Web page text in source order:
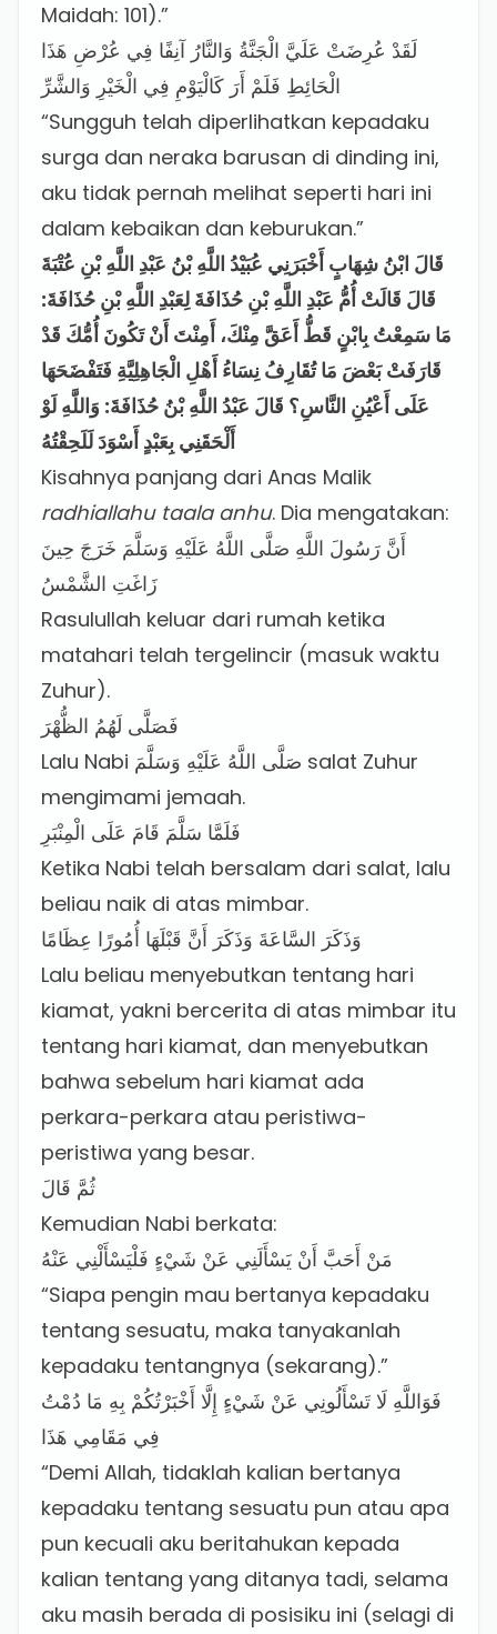
Maidah: 101).”
لَقَدْ عُرِضَتْ عَلَيَّ الْجَنَّةُ وَالنَّارُ آنِفًا فِي عُرْضِ هَذَا
الْحَائِطِ فَلَمْ أَرَ كَالْيَوْمِ فِي الْخَيْرِ وَالشَّرِّ
“Sungguh telah diperlihatkan kepadaku
surga dan neraka barusan di dinding ini,
aku tidak pernah melihat seperti hari ini
dalam kebaikan dan keburukan.”
قَالَ ابْنُ شِهَابٍ أَخْبَرَنِي عُبَيْدُ اللَّهِ بْنُ عَبْدِ اللَّهِ بْنِ عُتْبَةَ
قَالَ قَالَتْ أُمُّ عَبْدِ اللَّهِ بْنِ حُذَافَةَ لِعَبْدِ اللَّهِ بْنِ حُذَافَةَ:
مَا سَمِعْتُ بِابْنٍ قَطُّ أَعَقَّ مِنْكَ، أَمِنْتَ أَنْ تَكُونَ أُمُّكَ قَدْ
قَارَفَتْ بَعْضَ مَا تُقَارِفُ نِسَاءُ أَهْلِ الْجَاهِلِيَّةِ فَتَفْضَحَهَا
عَلَى أَعْيُنِ النَّاسِ؟ قَالَ عَبْدُ اللَّهِ بْنُ حُذَافَةَ: وَاللَّهِ لَوْ
أَلْحَقَنِي بِعَبْدٍ أَسْوَدَ لَلَحِقْتُهُ
Kisahnya panjang dari Anas Malik
radhiallahu taala anhu. Dia mengatakan:
أَنَّ رَسُولَ اللَّهِ صَلَّى اللَّهُ عَلَيْهِ وَسَلَّمَ خَرَجَ حِينَ
زَاغَتِ الشَّمْسُ
Rasulullah keluar dari rumah ketika
matahari telah tergelincir (masuk waktu
Zuhur).
فَصَلَّى لَهُمُ الظُّهْرَ
Lalu Nabi صَلَّى اللَّهُ عَلَيْهِ وَسَلَّمَ salat Zuhur
mengimami jemaah.
فَلَمَّا سَلَّمَ قَامَ عَلَى الْمِنْبَرِ
Ketika Nabi telah bersalam dari salat, lalu
beliau naik di atas mimbar.
وَذَكَرَ السَّاعَةَ وَذَكَرَ أَنَّ قَبْلَهَا أُمُورًا عِظَامًا
Lalu beliau menyebutkan tentang hari
kiamat, yakni bercerita di atas mimbar itu
tentang hari kiamat, dan menyebutkan
bahwa sebelum hari kiamat ada
perkara-perkara atau peristiwa-
peristiwa yang besar.
ثُمَّ قَالَ
Kemudian Nabi berkata:
مَنْ أَحَبَّ أَنْ يَسْأَلَنِي عَنْ شَيْءٍ فَلْيَسْأَلْنِي عَنْهُ
“Siapa pengin mau bertanya kepadaku
tentang sesuatu, maka tanyakanlah
kepadaku tentangnya (sekarang).”
فَوَاللَّهِ لَا تَسْأَلُونِي عَنْ شَيْءٍ إِلَّا أَخْبَرْتُكُمْ بِهِ مَا دُمْتُ
فِي مَقَامِي هَذَا
“Demi Allah, tidaklah kalian bertanya
kepadaku tentang sesuatu pun atau apa
pun kecuali aku beritahukan kepada
kalian tentang yang ditanya tadi, selama
aku masih berada di posisiku ini (selagi di